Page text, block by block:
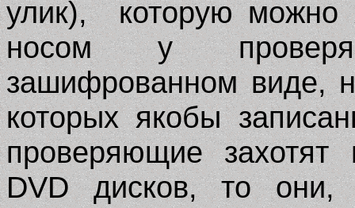
улик), которую можно
носом у
зашифрованном виде,
которых якобы
проверяющие захотят
DVD дисков, то они,